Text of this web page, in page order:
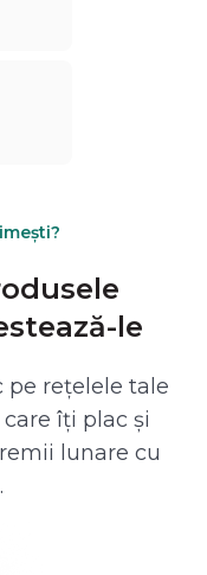
le
pe rețelele tale
îți plac și
lunare cu